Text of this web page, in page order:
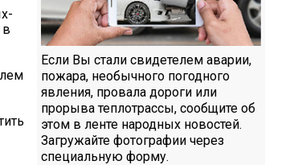
в
Если Вы стали свидетелем аварии,
пожара, необычного погодного
явления, провала дороги или
прорыва теплотрассы, сообщите об
этом в ленте народных новостей.
Загружайте фотографии через
специальную форму.